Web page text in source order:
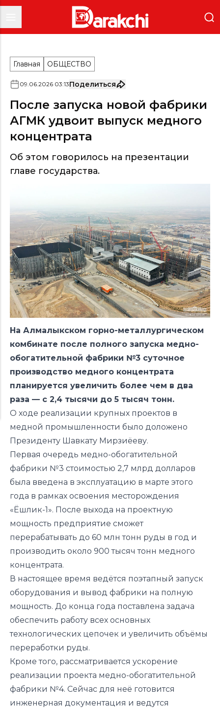
Главная ОБЩЕСТВО
09.06.2026 03:13Поделиться
После запуска новой фабрики
АГМК удвоит выпуск медного
концентрата
Об этом говорилось на презентации
главе государства.
На Алмалыкском горно-металлургическом
комбинате после полного запуска медно-
обогатительной фабрики №3 суточное
производство медного концентрата
планируется увеличить более чем в два
раза — с 2,4 тысячи до 5 тысяч тонн.
О ходе реализации крупных проектов в
медной промышленности было доложено
Президенту Шавкату Мирзиёеву.
Первая очередь медно-обогатительной
фабрики №3 стоимостью 2,7 млрд долларов
была введена в эксплуатацию в марте этого
года в рамках освоения месторождения
«Ёшлик-1». После выхода на проектную
мощность предприятие сможет
перерабатывать до 60 млн тонн руды в год и
производить около 900 тысяч тонн медного
концентрата.
В настоящее время ведётся поэтапный запуск
оборудования и вывод фабрики на полную
мощность. До конца года поставлена задача
обеспечить работу всех основных
технологических цепочек и увеличить объёмы
переработки руды.
Кроме того, рассматривается ускорение
реализации проекта медно-обогатительной
фабрики №4. Сейчас для неё готовится
инженерная документация и ведутся